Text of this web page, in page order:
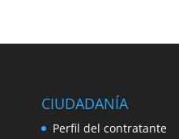
CIUDADANÍA
Perfil del contratante